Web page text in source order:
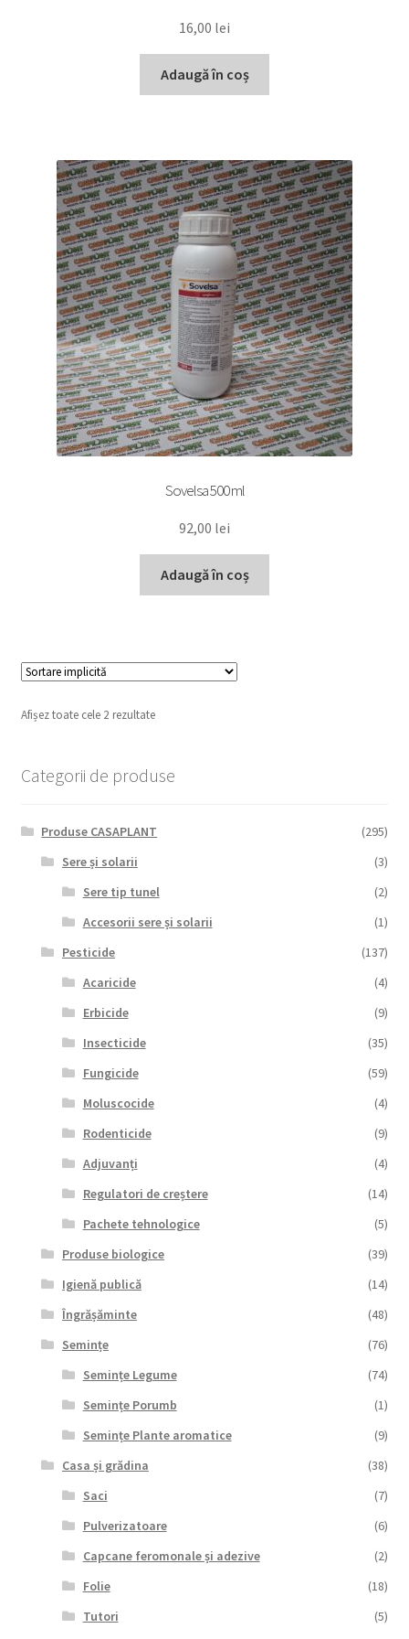
16,00 lei
Adaugă în coș
Sovelsa 500 ml
92,00 lei
Adaugă în coș
Afișez toate cele 2 rezultate
Categorii de produse
Produse CASAPLANT
(295)
Sere și solarii
(3)
Sere tip tunel
(2)
Accesorii sere și solarii
(1)
Pesticide
(137)
Acaricide
(4)
Erbicide
(9)
Insecticide
(35)
Fungicide
(59)
Moluscocide
(4)
Rodenticide
(9)
Adjuvanți
(4)
Regulatori de creștere
(14)
Pachete tehnologice
(5)
Produse biologice
(39)
Igienă publică
(14)
Îngrășăminte
(48)
Semințe
(76)
Semințe Legume
(74)
Semințe Porumb
(1)
Semințe Plante aromatice
(9)
Casa și grădina
(38)
Saci
(7)
Pulverizatoare
(6)
Capcane feromonale și adezive
(2)
Folie
(18)
Tutori
(5)